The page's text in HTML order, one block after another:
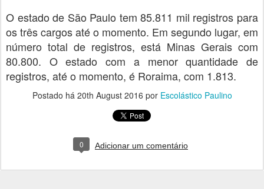
O estado de São Paulo tem 85.811 mil registros para
os três cargos até o momento. Em segundo lugar, em
número total de registros, está Minas Gerais com
80.800. O estado com a menor quantidade de
registros, até o momento, é Roraima, com 1.813.
Postado há 20th August 2016 por Escolástico Paulino
0 Adicionar um comentário